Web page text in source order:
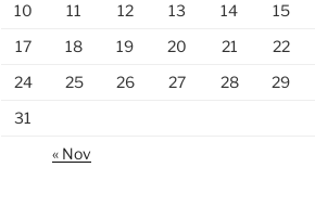
10
11 12 13 14 15
17
18 19 20 21 22
24
25 26 27 28 29
31
« Nov